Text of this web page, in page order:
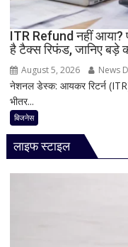
ITR Refund नहीं आया?
है टैक्स रिफंड, जानिए बड़े
August 5, 2026 News
नेशनल डेस्क: आयकर रिटर्न
भीतर...
बिजनेस
लाइफ स्टाइल